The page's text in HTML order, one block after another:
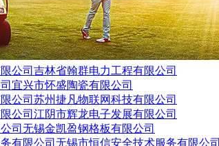
吉林省翰群电力工程有限公司
宜兴市怀盛陶瓷有限公司
苏州捷凡物联网科技有限公司
江阴市辉龙电子发展有限公司
无锡金凯盈钢格板有限公司
无锡市恒信安全技术服务有限公司